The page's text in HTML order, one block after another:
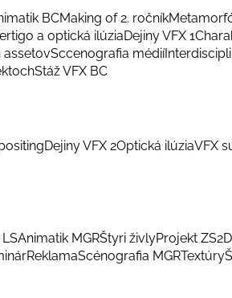
BCMaking of 2. ročník
a optická ilúziaDejiny VFX 1
assetovSccenografia médií
Stáž VFX BC
Dejiny VFX 2Optická ilúziaVFX
Animatik MGRŠtyri živlyProjekt ZS
ReklamaScénografia MGRTextúry